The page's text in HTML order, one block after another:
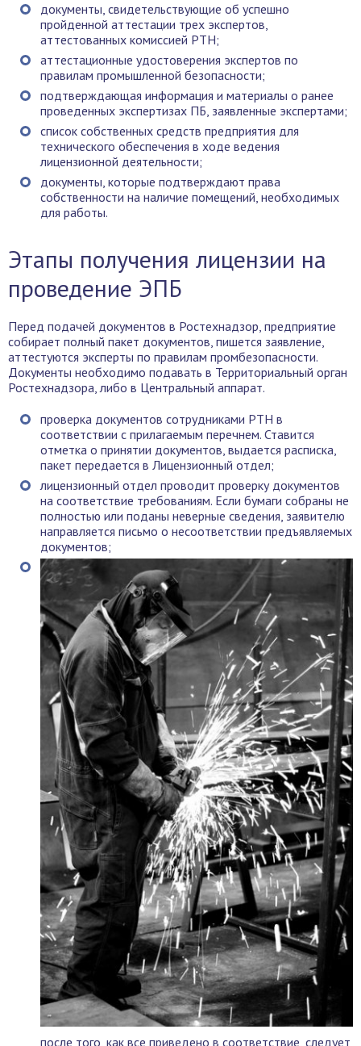
документы, свидетельствующие об успешно
пройденной аттестации трех экспертов,
аттестованных комиссией РТН;
аттестационные удостоверения экспертов по
правилам промышленной безопасности;
подтверждающая информация и материалы о ранее
проведенных экспертизах ПБ, заявленные экспертами;
список собственных средств предприятия для
технического обеспечения в ходе ведения
лицензионной деятельности;
документы, которые подтверждают права
собственности на наличие помещений, необходимых
для работы.
Этапы получения лицензии на
проведение ЭПБ
Перед подачей документов в Ростехнадзор, предприятие
собирает полный пакет документов, пишется заявление,
аттестуются эксперты по правилам промбезопасности.
Документы необходимо подавать в Территориальный орган
Ростехнадзора, либо в Центральный аппарат.
проверка документов сотрудниками РТН в
соответствии с прилагаемым перечнем. Ставится
отметка о принятии документов, выдается расписка,
пакет передается в Лицензионный отдел;
лицензионный отдел проводит проверку документов
на соответствие требованиям. Если бумаги собраны не
полностью или поданы неверные сведения, заявителю
направляется письмо о несоответствии предъявляемых
документов;
после того, как все приведено в соответствие, следует